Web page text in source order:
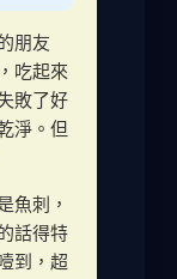
朋友
吃起來
敗了好
淨。但
魚刺，
話得特
到，超